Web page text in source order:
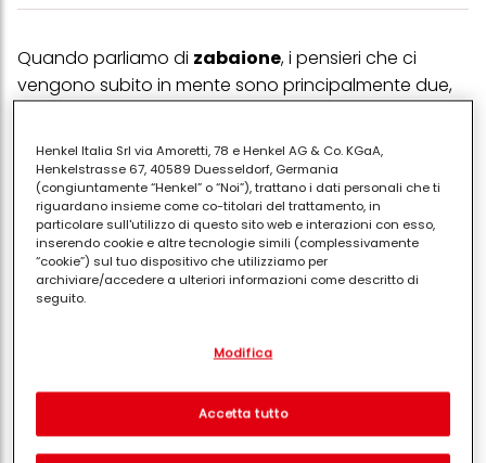
Quando parliamo di zabaione, i pensieri che ci
vengono subito in mente sono principalmente due,
offerta durante il periodo invernale. In America
l'eggnog, nome anglofono di questa delizia, è un
classico intramontabile del Natale. Ma in effetti il suo
consumo è assai gettonato durante tutta la
stagione fredda, in quanto dona energia e scalda il
corpo.
, completamente senza uova e altri
ingredienti di origine animale? Sì, sembra un po' una
contraddizione in termini, eppure ci sono un po' di
preparazioni vegetali che lo imitano alla perfezione,
Henkel Italia Srl via Amoretti, 78 e Henkel AG & Co. KGaA,
Henkelstrasse 67, 40589 Duesseldorf, Germania
(congiuntamente “Henkel” o “Noi”), trattano i dati personali che ti
riguardano insieme come co-titolari del trattamento, in
particolare sull'utilizzo di questo sito web e interazioni con esso,
inserendo cookie e altre tecnologie simili (complessivamente
“cookie”) sul tuo dispositivo che utilizziamo per
archiviare/accedere a ulteriori informazioni come descritto di
seguito.
separati o co-titolari come indicato nella nostra Informativa sulla
pixel, impronte digitali e tecnologie simili" utilizzeremo anche
cookie ed elaboreremo i dati relativi a te per
Modifica
Accetta tutto